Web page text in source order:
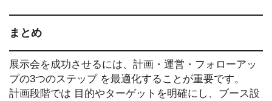
まとめ
展示会を成功させるには、計画・運営・フォローアッ
プの3つのステップ を最適化することが重要です。
計画段階では 目的やターゲットを明確にし、ブース設